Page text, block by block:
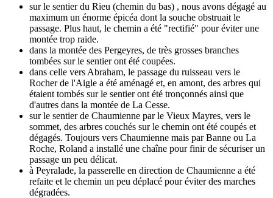
sur le sentier du Rieu (chemin du bas) , nous avons dégagé au
maximum un énorme épicéa dont la souche obstruait le
passage. Plus haut, le chemin a été "rectifié" pour éviter une
montée trop raide.
dans la montée des Pergeyres, de très grosses branches
tombées sur le sentier ont été coupées.
dans celle vers Abraham, le passage du ruisseau vers le
Rocher de l'Aigle a été aménagé et, en amont, des arbres qui
étaient tombés sur le sentier ont été tronçonnés ainsi que
d'autres dans la montée de La Cesse.
sur le sentier de Chaumienne par le Vieux Mayres, vers le
sommet, des arbres couchés sur le chemin ont été coupés et
dégagés. Toujours vers Chaumienne mais par Banne ou La
Roche, Roland a installé une chaîne pour finir de sécuriser un
passage un peu délicat.
à Peyralade, la passerelle en direction de Chaumienne a été
refaite et le chemin un peu déplacé pour éviter des marches
dégradées.